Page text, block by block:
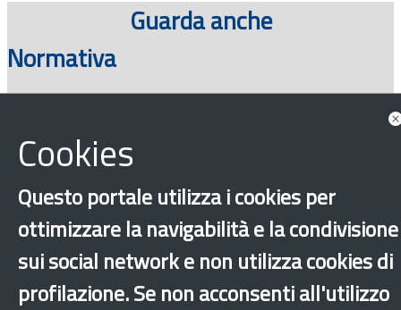
Guarda anche
Normativa
›×
Cookies
Questo portale utilizza i cookies per
ottimizzare la navigabilità e la condivisione
sui social network e non utilizza cookies di
profilazione. Se non acconsenti all'utilizzo